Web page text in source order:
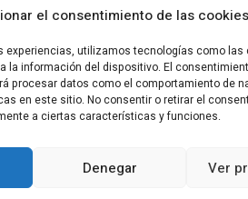
el consentimiento de las cookies
experiencias, utilizamos tecnologías como las
la información del dispositivo. El
procesar datos como el comportamiento de
en este sitio. No consentir o retirar el
a ciertas características y funciones.
Denegar Ver